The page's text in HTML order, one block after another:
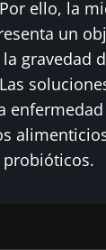
ello, la
un
gravedad